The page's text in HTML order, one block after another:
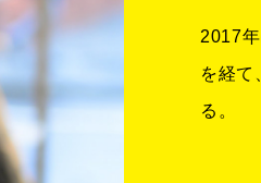
2017
を経て
る。